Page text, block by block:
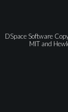
DSpace Software
MIT and